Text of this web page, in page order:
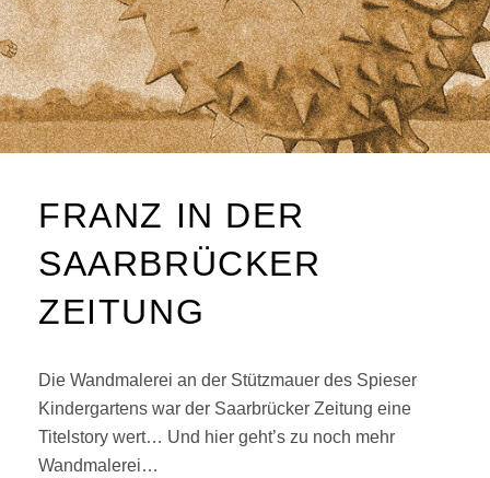
FRANZ IN DER
SAARBRÜCKER
ZEITUNG
Die Wandmalerei an der Stützmauer des Spieser
Kindergartens war der Saarbrücker Zeitung eine
Titelstory wert… Und hier geht’s zu noch mehr
Wandmalerei…